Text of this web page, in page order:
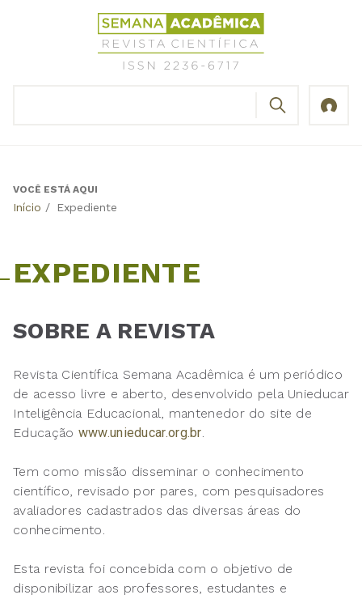
Revista
Científica
Semana
Back
VOCÊ ESTÁ AQUI
Início / Expediente
EXPEDIENTE
SOBRE A REVISTA
Revista Científica Semana Acadêmica é um periódico
de acesso livre e aberto, desenvolvido pela Unieducar
Inteligência Educacional, mantenedor do site de
Educação www.unieducar.org.br.
Tem como missão disseminar o conhecimento
científico, revisado por pares, com pesquisadores
avaliadores cadastrados das diversas áreas do
conhecimento.
Esta revista foi concebida com o objetivo de
disponibilizar aos professores, estudantes e